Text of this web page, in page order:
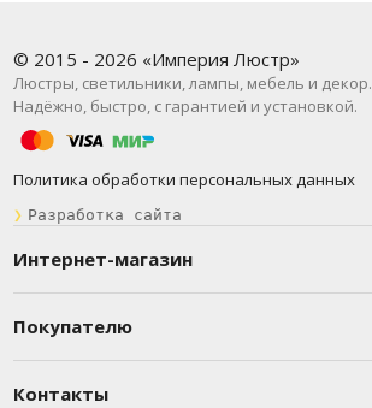
© 2015 - 2026 «Империя Люстр»
Люстры, светильники, лампы, мебель и декор.
Надёжно, быстро, с гарантией и установкой.
Политика обработки персональных данных
❯ Разработка сайта
Интернет-магазин
Покупателю
Контакты